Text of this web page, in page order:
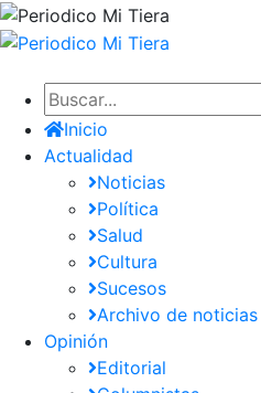
Pasar
al
principal
Inicio
Actualidad
Noticias
Política
Salud
Cultura
Sucesos
Archivo de noticias
Opinión
Editorial